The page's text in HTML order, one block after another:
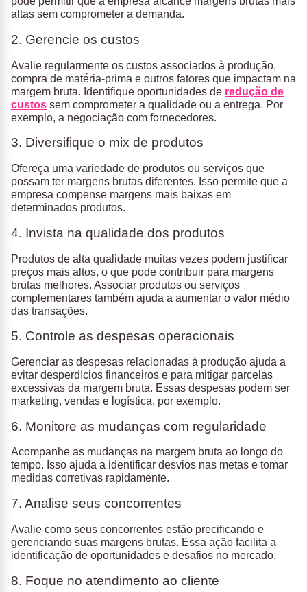
altas sem comprometer a demanda.
2. Gerencie os custos
Avalie regularmente os custos associados à produção,
compra de matéria-prima e outros fatores que impactam na
margem bruta. Identifique oportunidades de redução de
custos sem comprometer a qualidade ou a entrega. Por
exemplo, a negociação com fornecedores.
3. Diversifique o mix de produtos
Ofereça uma variedade de produtos ou serviços que
possam ter margens brutas diferentes. Isso permite que a
empresa compense margens mais baixas em
determinados produtos.
4. Invista na qualidade dos produtos
Produtos de alta qualidade muitas vezes podem justificar
preços mais altos, o que pode contribuir para margens
brutas melhores. Associar produtos ou serviços
complementares também ajuda a aumentar o valor médio
das transações.
5. Controle as despesas operacionais
Gerenciar as despesas relacionadas à produção ajuda a
evitar desperdícios financeiros e para mitigar parcelas
excessivas da margem bruta. Essas despesas podem ser
marketing, vendas e logística, por exemplo.
6. Monitore as mudanças com regularidade
Acompanhe as mudanças na margem bruta ao longo do
tempo. Isso ajuda a identificar desvios nas metas e tomar
medidas corretivas rapidamente.
7. Analise seus concorrentes
Avalie como seus concorrentes estão precificando e
gerenciando suas margens brutas. Essa ação facilita a
identificação de oportunidades e desafios no mercado.
8. Foque no atendimento ao cliente